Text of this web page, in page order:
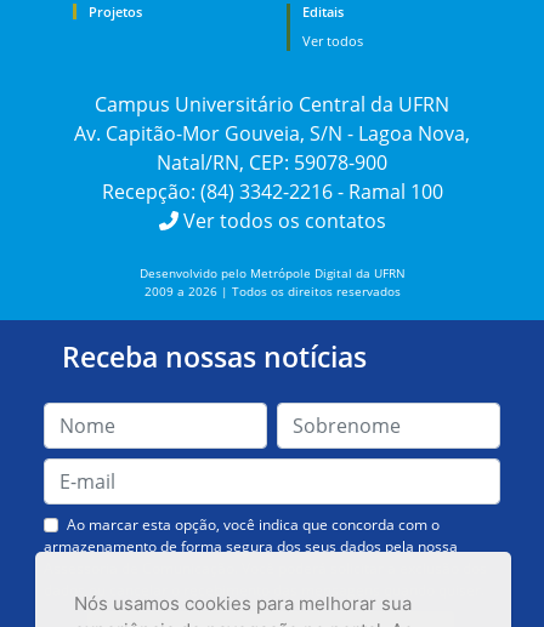
Nós usamos cookies para melhorar sua
Projetos
Editais
Ver todos
Campus Universitário Central da UFRN
Av. Capitão-Mor Gouveia, S/N - Lagoa Nova,
Natal/RN, CEP: 59078-900
Recepção: (84) 3342-2216 - Ramal 100
Ver todos os contatos
Desenvolvido pelo Metrópole Digital da UFRN
2009 a 2026 | Todos os direitos reservados
Receba nossas notícias
Ao marcar esta opção, você indica que concorda com o
armazenamento de forma segura dos seus dados pela nossa